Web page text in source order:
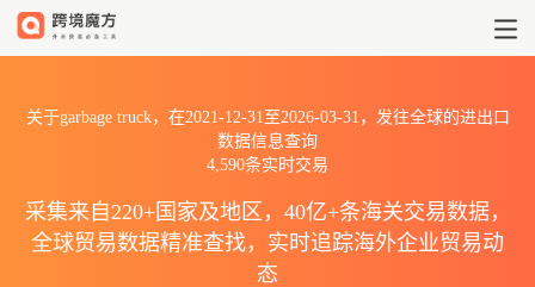
关于garbage truck，在2021-12-31至2026-03-31，发往全球的进出口
数据信息查询
4,590条实时交易
采集来自220+国家及地区，40亿+条海关交易数据，
全球贸易数据精准查找，实时追踪海外企业贸易动
态